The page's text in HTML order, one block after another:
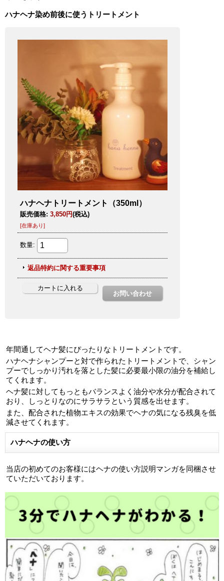
ハナヘナ染め前後に使うトリートメント
年間通してヘナ髪にぴったりなトリートメントです。
ハナヘナシャンプーと対で作られたトリートメントで、シャン
プーでしっかり汚れを落とした髪に必要最小限の油分を補給し
てくれます。
ヘナ髪に対してもっともバランスよく油分や水分が配合されて
おり、しっとりなのにサラサラという質感を出せます。
また、配合された植物エキスの効果でヘナの気になる残臭を低
減させてくれます。
ハナヘナの使い方
当店の初めてのお客様にはヘナの使い方説明マンガを同梱させ
ていただいております。